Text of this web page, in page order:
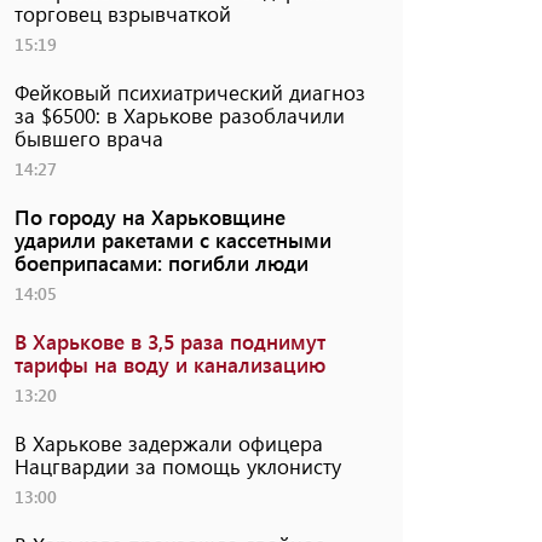
торговец взрывчаткой
15:19
Фейковый психиатрический диагноз
за $6500: в Харькове разоблачили
бывшего врача
14:27
По городу на Харьковщине
ударили ракетами с кассетными
боеприпасами: погибли люди
14:05
В Харькове в 3,5 раза поднимут
тарифы на воду и канализацию
13:20
В Харькове задержали офицера
Нацгвардии за помощь уклонисту
13:00